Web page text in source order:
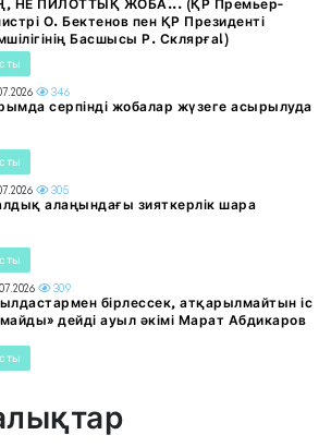
НЕ ПИЛОТТЫҚ ЖОБА... (ҚР Премьер-
О. Бектенов пен ҚР Президенті
Басшысы Р. Склярға!)
346
серпінді жобалар жүзеге асырылуда
305
алаңындағы зияткерлік шара
309
бірлессек, атқарылмайтын іс
дейді ауыл әкімі Марат Абдикаров